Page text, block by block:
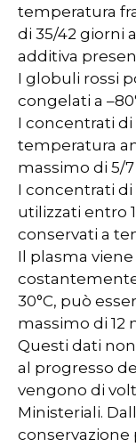
temperatura
di 35/42 giorni
additiva
I globuli rossi
congelati a
I concentrati di
temperatura
massimo di 5/
I concentrati
utilizzati entro
conservati a
Il plasma
30°C, può
massimo di 12
Questi dati
al progresso
vengono di
Ministeriali.